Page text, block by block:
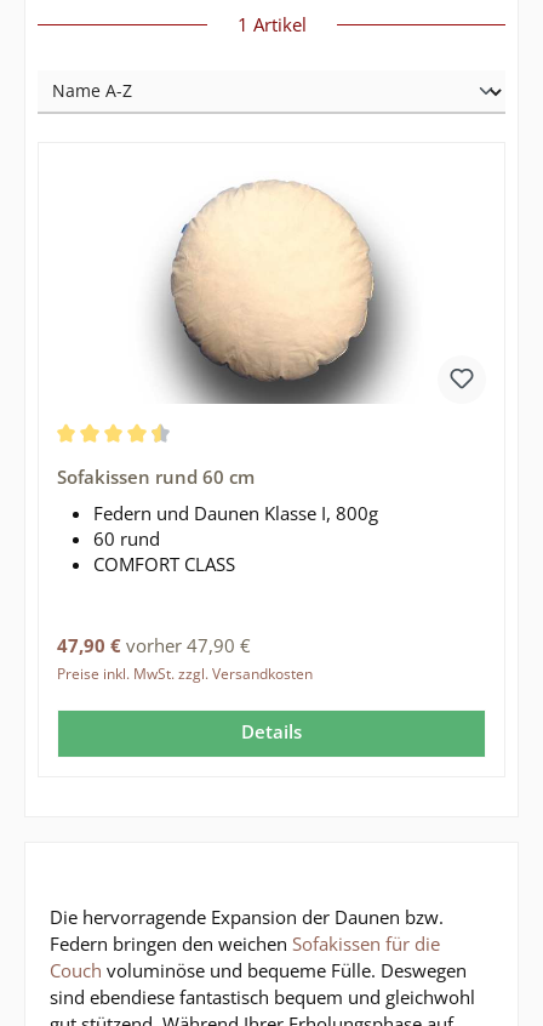
1 Artikel
Sofakissen rund 60 cm
Federn und Daunen Klasse I, 800g
60 rund
COMFORT CLASS
Regulärer Preis:
47,90 € vorher 47,90 €
Preise inkl. MwSt. zzgl. Versandkosten
Details
Die hervorragende Expansion der Daunen bzw.
Federn bringen den weichen Sofakissen für die
Couch voluminöse und bequeme Fülle. Deswegen
sind ebendiese fantastisch bequem und gleichwohl